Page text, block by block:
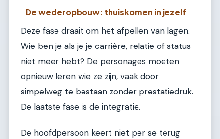
De wederopbouw: thuiskomen in jezelf
Deze fase draait om het afpellen van lagen.
Wie ben je als je je carrière, relatie of status
niet meer hebt? De personages moeten
opnieuw leren wie ze zijn, vaak door
simpelweg te bestaan zonder prestatiedruk.
De laatste fase is de integratie.
De hoofdpersoon keert niet per se terug